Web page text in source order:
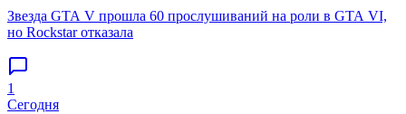
Звезда GTA V прошла 60 прослушиваний на роли в GTA VI,
но Rockstar отказала
1
Сегодня